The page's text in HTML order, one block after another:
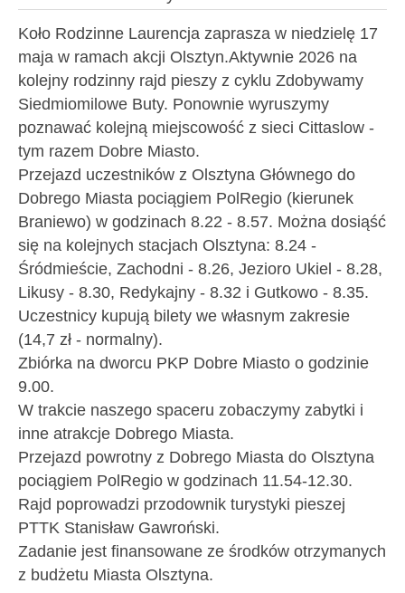
Koło Rodzinne Laurencja zaprasza w niedzielę 17
maja w ramach akcji Olsztyn.Aktywnie 2026 na
kolejny rodzinny rajd pieszy z cyklu Zdobywamy
Siedmiomilowe Buty. Ponownie wyruszymy
poznawać kolejną miejscowość z sieci Cittaslow -
tym razem Dobre Miasto.
Przejazd uczestników z Olsztyna Głównego do
Dobrego Miasta pociągiem PolRegio (kierunek
Braniewo) w godzinach 8.22 - 8.57. Można dosiąść
się na kolejnych stacjach Olsztyna: 8.24 -
Śródmieście, Zachodni - 8.26, Jezioro Ukiel - 8.28,
Likusy - 8.30, Redykajny - 8.32 i Gutkowo - 8.35.
Uczestnicy kupują bilety we własnym zakresie
(14,7 zł - normalny).
Zbiórka na dworcu PKP Dobre Miasto o godzinie
9.00.
W trakcie naszego spaceru zobaczymy zabytki i
inne atrakcje Dobrego Miasta.
Przejazd powrotny z Dobrego Miasta do Olsztyna
pociągiem PolRegio w godzinach 11.54-12.30.
Rajd poprowadzi przodownik turystyki pieszej
PTTK Stanisław Gawroński.
Zadanie jest finansowane ze środków otrzymanych
z budżetu Miasta Olsztyna.